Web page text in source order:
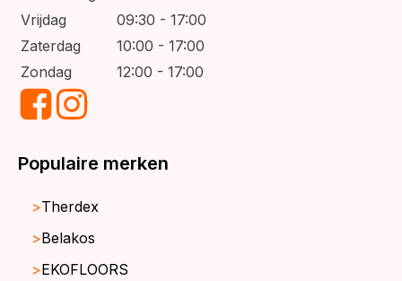
Vrijdag
09:30 - 17:00
Zaterdag
10:00 - 17:00
Zondag
12:00 - 17:00
Populaire merken
Therdex
Belakos
EKOFLOORS